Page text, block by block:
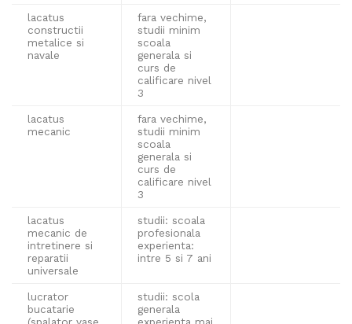
lacatus
constructii
metalice si
navale
fara vechime,
studii minim
scoala
generala si
curs de
calificare nivel
3
lacatus
mecanic
fara vechime,
studii minim
scoala
generala si
curs de
calificare nivel
3
lacatus
mecanic de
intretinere si
reparatii
universale
studii: scoala
profesionala
experienta:
intre 5 si 7 ani
lucrator
bucatarie
studii: scola
generala